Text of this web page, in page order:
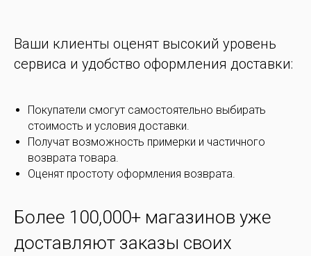
Ваши клиенты оценят высокий уровень
сервиса и удобство оформления доставки:
Покупатели смогут самостоятельно выбирать
стоимость и условия доставки.
Получат возможность примерки и частичного
возврата товара.
Оценят простоту оформления возврата.
Более 100,000+ магазинов уже
доставляют заказы своих